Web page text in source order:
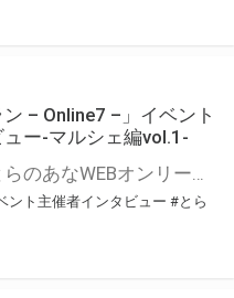
ン – Online7 –」イベント
ー-マルシェ編vol.1-
こんにちは、とらのあなWEBオンリー運営スタッフです。 新たにお届けする、イベント主催者インタビュー-マルシェ編-は、 とらのあなWEBオンリー「マルシェ」をご利用した主催様に 「マルシェ」を使って開催した感想や心がけをお聞きする企画です。 今回は、WEBオンリー開催7回目迎えた「マレシルプラン – Online7 –」より、 主催の玉川うた様にお話を伺いました。 ▼マレシルプランのインタビュー前回記事 「イベント主催者インタビュー vol.6」はこちら 協力：玉川うた様（マレシルプラン実行委員会 代表）／イベント公式Twitter（@mallesil_plan） とらのあなWEBオンリー「マルシェ」とは？ WEBオンリーでリアルタイムでコミュニケーションがとれるオンライン会場です。
ント主催者インタビュー #とら